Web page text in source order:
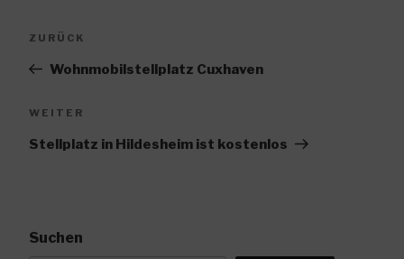
Vorheriger
ZURÜCK
Wohnmobilstellplatz Cuxhaven
Nächster
WEITER
Stellplatz in Hildesheim ist kostenlos
Suchen